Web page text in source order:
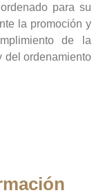
para su
la promoción y
de la
del ordenamiento